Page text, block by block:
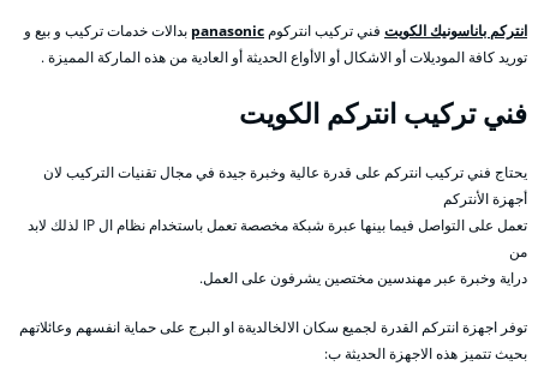
انتركم باناسونيك الكويت فني تركيب انتركوم panasonic بدالات خدمات تركيب و بيع و
توريد كافة الموديلات أو الاشكال أو الاأواع الحديثة أو العادية من هذه الماركة المميزة .
فني تركيب انتركم الكويت
يحتاج فني تركيب انتركم على قدرة عالية وخبرة جيدة في مجال تقنيات التركيب لان
أجهزة الأنتركم
تعمل على التواصل فيما بينها عبرة شبكة مخصصة تعمل باستخدام نظام ال IP لذلك لابد
من
دراية وخبرة عبر مهندسين مختصين يشرفون على العمل.
توفر اجهزة انتركم القدرة لجميع سكان الالخالديةة او البرج على حماية انفسهم وعائلاتهم
بحيث تتميز هذه الاجهزة الحديثة ب: